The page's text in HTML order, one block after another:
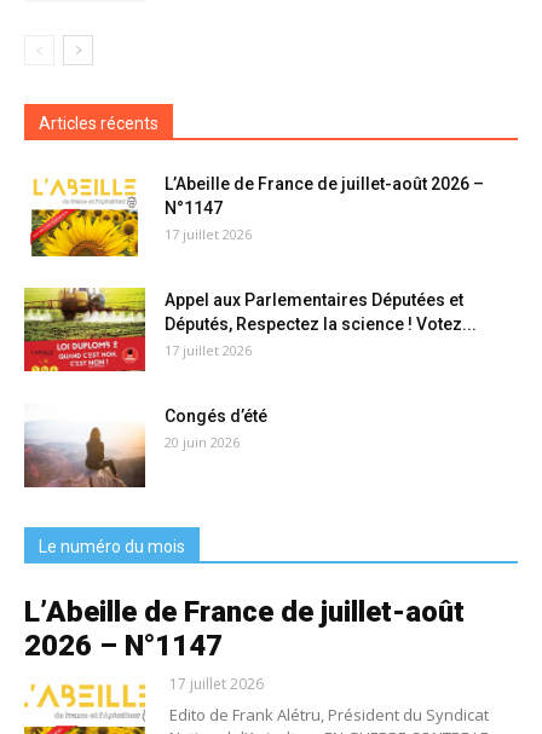
Articles récents
L’Abeille de France de juillet-août 2026 –
N°1147
17 juillet 2026
Appel aux Parlementaires Députées et
Députés, Respectez la science ! Votez...
17 juillet 2026
Congés d’été
20 juin 2026
Le numéro du mois
L’Abeille de France de juillet-août
2026 – N°1147
17 juillet 2026
Edito de Frank Alétru, Président du Syndicat